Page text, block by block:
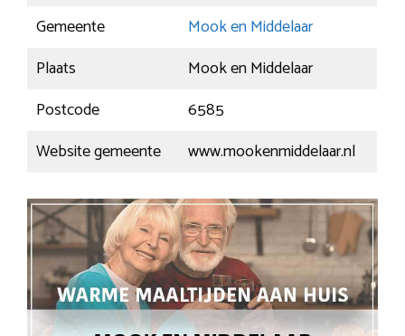
Gemeente
Mook en Middelaar
Plaats
Mook en Middelaar
Postcode
6585
Website gemeente
www.mookenmiddelaar.nl